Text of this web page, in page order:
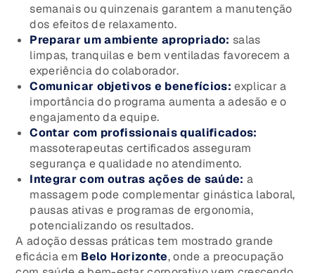
semanais ou quinzenais garantem a manutenção
dos efeitos de relaxamento.
Preparar um ambiente apropriado: salas
limpas, tranquilas e bem ventiladas favorecem a
experiência do colaborador.
Comunicar objetivos e benefícios: explicar a
importância do programa aumenta a adesão e o
engajamento da equipe.
Contar com profissionais qualificados:
massoterapeutas certificados asseguram
segurança e qualidade no atendimento.
Integrar com outras ações de saúde: a
massagem pode complementar ginástica laboral,
pausas ativas e programas de ergonomia,
potencializando os resultados.
A adoção dessas práticas tem mostrado grande
eficácia em Belo Horizonte, onde a preocupação